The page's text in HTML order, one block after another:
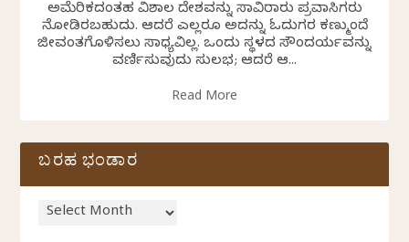
ಅಮೆರಿಕದಂತಹ ವಿಶಾಲ ದೇಶವನ್ನು ಸಾವಿರಾರು ಪ್ರವಾಸಿಗರು
ನೋಡಿರಬಹುದು. ಆದರೆ ಎಲ್ಲರೂ ಅದನ್ನು ಓದುಗರ ಕಣ್ಮುಂದೆ
ಜೀವಂತಗೊಳಿಸಲು ಸಾಧ್ಯವಿಲ್ಲ. ಒಂದು ಸ್ಥಳದ ಸೌಂದರ್ಯವನ್ನು
ವರ್ಣಿಸುವುದು ಸುಲಭ; ಆದರೆ ಆ...
Read More
ಬರಹ ಭಂಡಾರ